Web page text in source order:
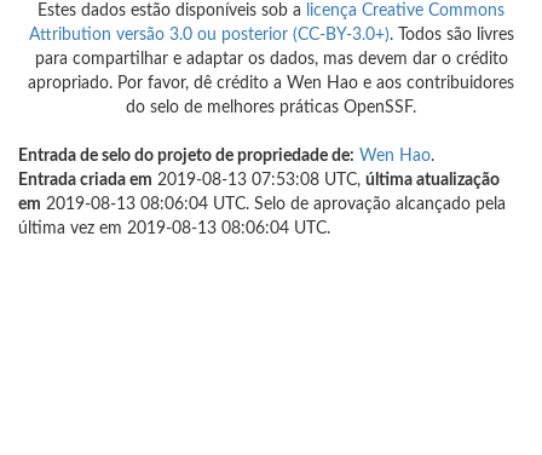
Estes dados estão disponíveis sob a
licença Creative Commons
Attribution versão 3.0 ou posterior (CC-BY-3.0+). Todos são livres
para compartilhar e adaptar os dados, mas devem dar o crédito
apropriado. Por favor, dê crédito a Wen Hao e aos contribuidores
do selo de melhores práticas OpenSSF.
Entrada de selo do projeto de propriedade de: Wen Hao.
Entrada criada em 2019-08-13 07:53:08 UTC, última atualização
em 2019-08-13 08:06:04 UTC. Selo de aprovação alcançado pela
última vez em 2019-08-13 08:06:04 UTC.